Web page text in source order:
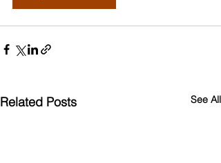
Related Posts See All